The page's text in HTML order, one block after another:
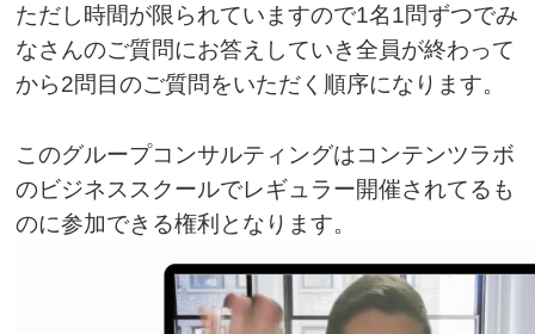
ただし時間が限られていますので1名1問ずつでみ
なさんのご質問にお答えしていき全員が終わって
から2問目のご質問をいただく順序になります。
このグループコンサルティングはコンテンツラボ
のビジネススクールでレギュラー開催されてるも
のに参加できる権利となります。